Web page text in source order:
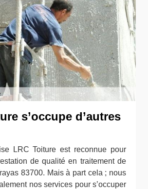
s’occupe d’autres
LRC Toiture est reconnue pour
de qualité en traitement de
83700. Mais à part cela ; nous
nos services pour s’occuper